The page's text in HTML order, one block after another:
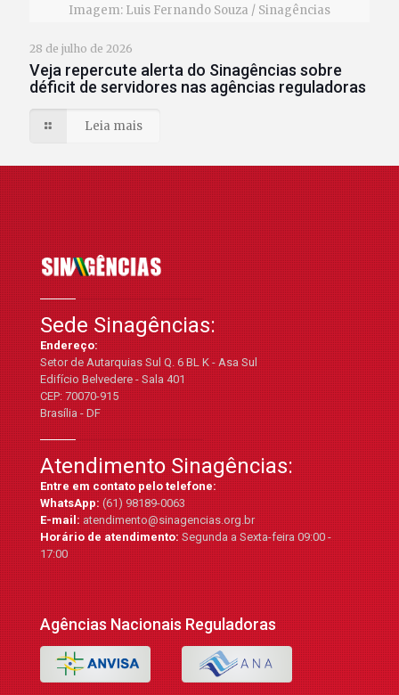
Imagem: Luis Fernando Souza / Sinagências
28 de julho de 2026
Veja repercute alerta do Sinagências sobre
déficit de servidores nas agências reguladoras
Leia mais
Sede Sinagências:
Endereço:
Setor de Autarquias Sul Q. 6 BL K - Asa Sul
Edifício Belvedere - Sala 401
CEP: 70070-915
Brasília - DF
Atendimento Sinagências:
Entre em contato pelo telefone:
WhatsApp:(61) 98189-0063
E-mail:atendimento@sinagencias.org.br
Horário de atendimento:Segunda a Sexta-feira 09:00 -
17:00
Agências Nacionais Reguladoras